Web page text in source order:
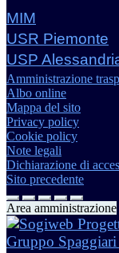
MIM
USR Piemonte
USP
Amministrazione
Albo online
Mappa del sito
Privacy policy
Cookie policy
Note legali
Dichiarazione di
Sito precedente
Area amministrazione